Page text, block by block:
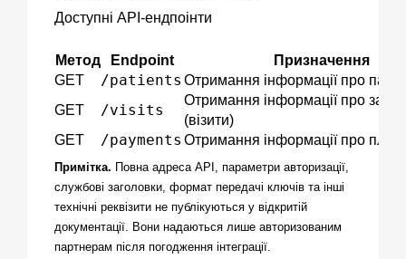
Доступні API-ендпоінти
Метод Endpoint
Призначення
GET
/patients Отримання інформації про
GET
/visits
Отримання інформації про
(візити)
GET
/payments Отримання інформації про
Примітка. Повна адреса API, параметри авторизації,
службові заголовки, формат передачі ключів та інші
технічні реквізити не публікуються у відкритій
документації. Вони надаються лише авторизованим
партнерам після погодження інтеграції.